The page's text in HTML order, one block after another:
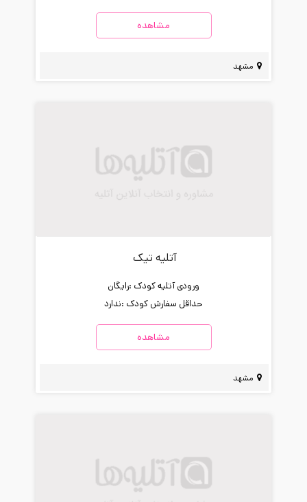
مشاهده
مشهد
آتلیه تیک
ورودی آتلیه کودک :رایگان
حداقل سفارش کودک :ندارد
مشاهده
مشهد